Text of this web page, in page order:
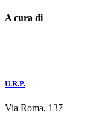
A cura di
U.R.P.
Via Roma, 137